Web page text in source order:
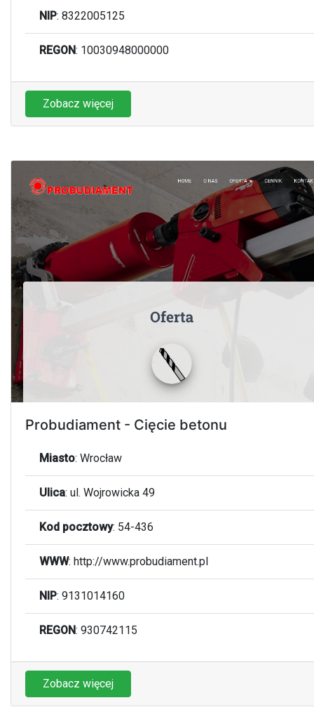
NIP: 8322005125
REGON: 10030948000000
Zobacz więcej
Probudiament - Cięcie betonu
Miasto: Wrocław
Ulica: ul. Wojrowicka 49
Kod pocztowy: 54-436
WWW: http://www.probudiament.pl
NIP: 9131014160
REGON: 930742115
Zobacz więcej